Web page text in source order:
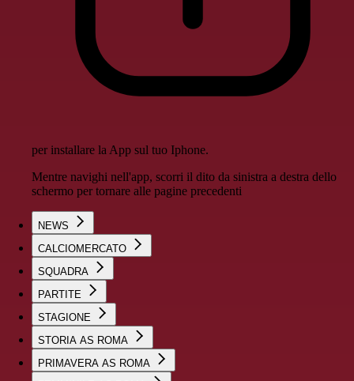
per installare la App sul tuo Iphone.
Mentre navighi nell'app, scorri il dito da sinistra a destra dello
schermo per tornare alle pagine precedenti
NEWS
CALCIOMERCATO
SQUADRA
PARTITE
STAGIONE
STORIA AS ROMA
PRIMAVERA AS ROMA